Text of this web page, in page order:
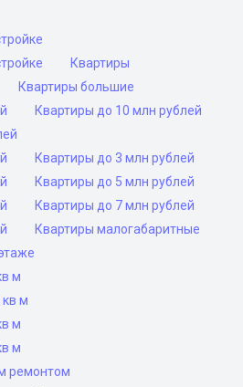
Квартиры
Квартиры большие
Квартиры до 10 млн рублей
Квартиры до 3 млн рублей
Квартиры до 5 млн рублей
Квартиры до 7 млн рублей
Квартиры малогабаритные
м
м
м
м
ремонтом